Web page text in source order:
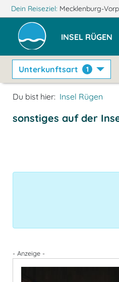
Dein Reiseziel: Mecklenburg-
INSEL RÜGEN
Unterkunftsart 1
Du bist hier: Insel Rügen
sonstiges auf der
- Anzeige -